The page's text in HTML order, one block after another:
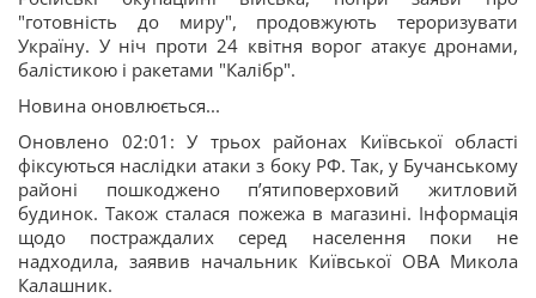
"готовність до миру", продовжують тероризувати
Україну. У ніч проти 24 квітня ворог атакує дронами,
балістикою і ракетами "Калібр".
Новина оновлюється...
Оновлено 02:01: У трьох районах Київської області
фіксуються наслідки атаки з боку РФ. Так, у Бучанському
районі пошкоджено п’ятиповерховий житловий
будинок. Також сталася пожежа в магазині. Інформація
щодо постраждалих серед населення поки не
надходила, заявив начальник Київської ОВА Микола
Калашник.